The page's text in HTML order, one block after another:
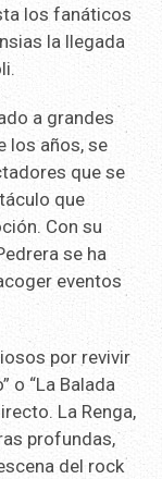
los fanáticos
la llegada
a grandes
los años, se
que se
que
Con su
se ha
eventos
por revivir
o “La Balada
La Renga,
profundas,
del rock